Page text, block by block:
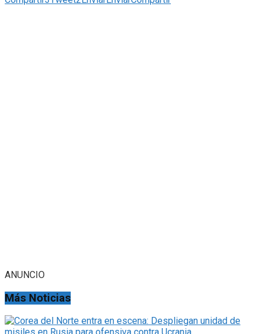
ANUNCIO
Más Noticias